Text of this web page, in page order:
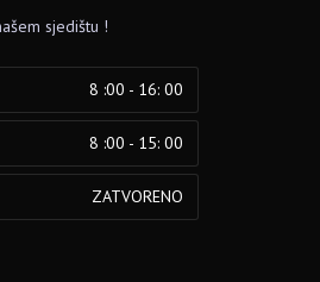
sjedištu !
8 :00 - 16: 00
8 :00 - 15: 00
ZATVORENO